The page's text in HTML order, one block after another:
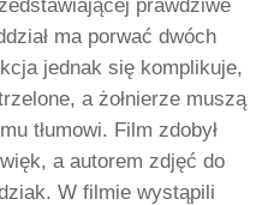
prawdziwe
ma porwać dwóch
jednak się komplikuje,
a żołnierze muszą
tłumowi. Film zdobył
a autorem zdjęć do
W filmie wystąpili